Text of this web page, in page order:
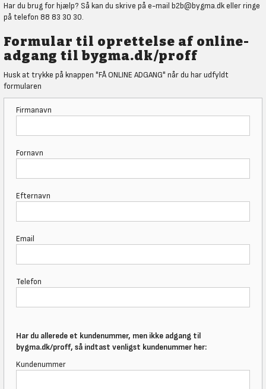
Har du brug for hjælp? Så kan du skrive på e-mail b2b@bygma.dkeller ringe
på telefon 88 83 30 30.
Formular til oprettelse af online-
adgang til bygma.dk/proff
Husk at trykke på knappen "FÅ ONLINE ADGANG" når du har udfyldt
formularen
Firmanavn
Fornavn
Efternavn
Email
Telefon
Har du allerede et kundenummer, men ikke adgang til
bygma.dk/proff, så indtast venligst kundenummer her:
Kundenummer